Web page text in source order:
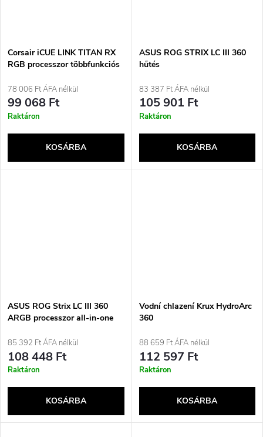
Corsair iCUE LINK TITAN RX
RGB processzor többfunkciós
darab
78 006 Ft ÁFA nélkül
99 068 Ft
Raktáron
KOSÁRBA
ASUS ROG STRIX LC III 360
hűtés
83 387 Ft ÁFA nélkül
105 901 Ft
Raktáron
KOSÁRBA
ASUS ROG Strix LC III 360
ARGB processzor all-in-one
85 392 Ft ÁFA nélkül
108 448 Ft
Raktáron
KOSÁRBA
Vodní chlazení Krux HydroArc
360
88 659 Ft ÁFA nélkül
112 597 Ft
Raktáron
KOSÁRBA